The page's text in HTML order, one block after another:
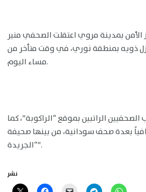
بمدينة مروي اعتقلت الصحفي منير
ذويه بمنطقة نوري، في وقت متأخر من
مساء اليوم.
الراتبين بموقع “الراكوبة”، كما
بعدة صحف سودانية، من بينها صحيفة
“الجريدة”.
نشر